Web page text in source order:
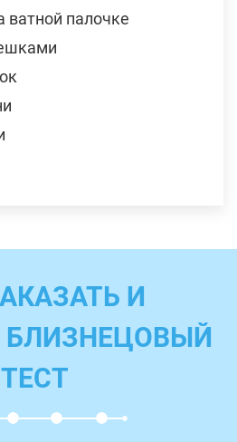
ватной палочке
И
БЛИЗНЕЦОВЫЙ
ТЕСТ